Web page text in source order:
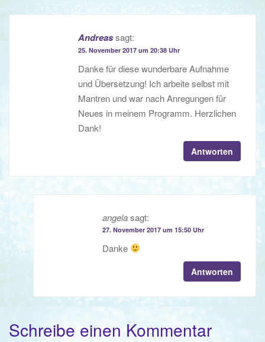
Andreassagt:
25. November 2017 um 20:38 Uhr
Danke für diese wunderbare Aufnahme
und Übersetzung! Ich arbeite selbst mit
Mantren und war nach Anregungen für
Neues in meinem Programm. Herzlichen
Dank!
Antworten
angelasagt:
27. November 2017 um 15:50 Uhr
Danke
Antworten
Schreibe einen Kommentar